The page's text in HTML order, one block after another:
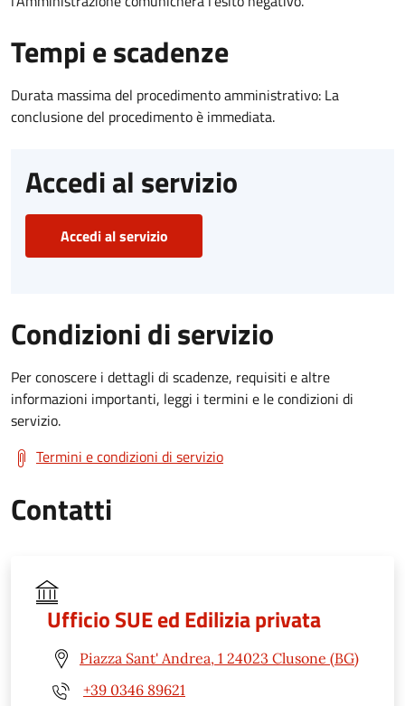
Tempi e scadenze
Durata massima del procedimento amministrativo: La
conclusione del procedimento è immediata.
Accedi al servizio
Accedi al servizio
Condizioni di servizio
Per conoscere i dettagli di scadenze, requisiti e altre
informazioni importanti, leggi i termini e le condizioni di
servizio.
Termini e condizioni di servizio
Contatti
Ufficio SUE ed Edilizia privata
Piazza Sant' Andrea, 1 24023 Clusone (BG)
+39 0346 89621